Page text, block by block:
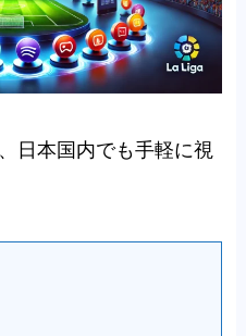
日本国内でも手軽に視